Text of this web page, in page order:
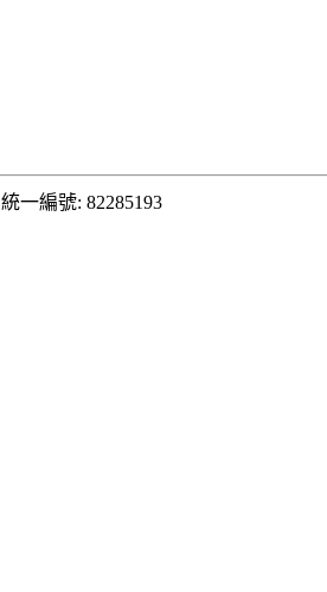
統一編號: 82285193